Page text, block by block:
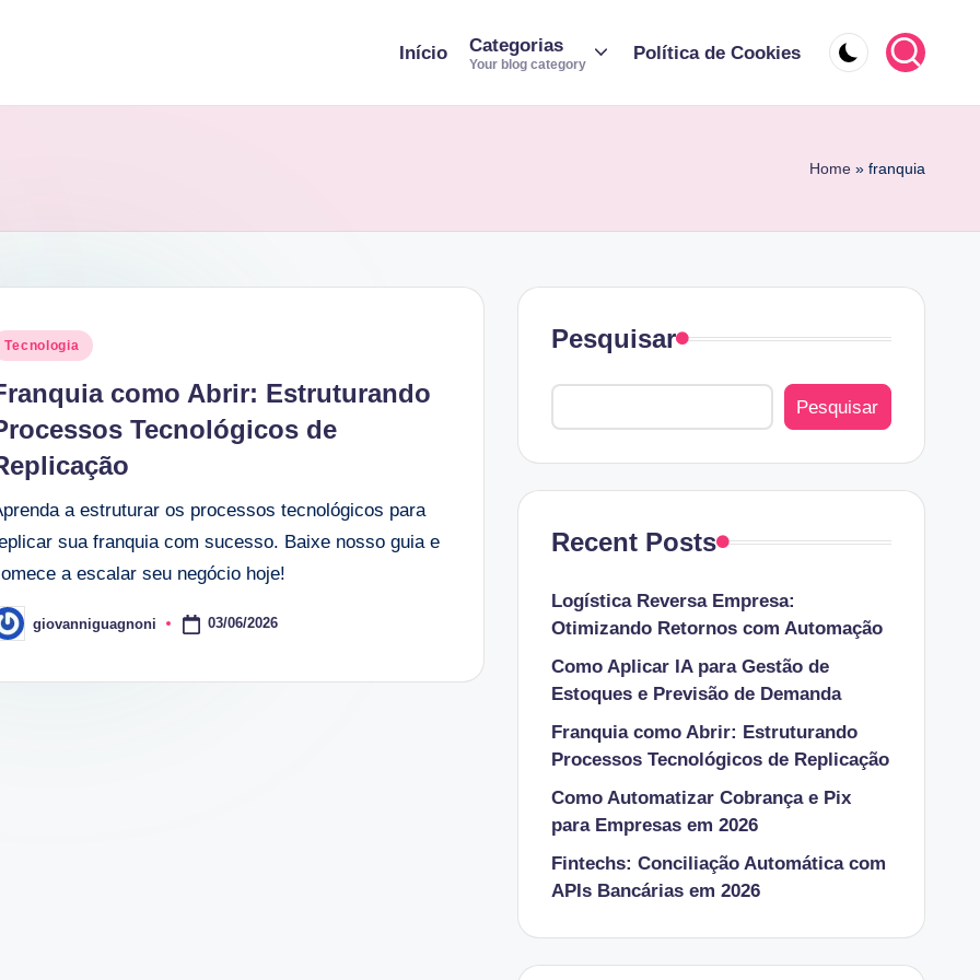
Início Categorias
Your blog category
Política de Cookies
Home » franquia
Tecnologia
como Abrir: Estruturando
Tecnológicos de
a estruturar os processos tecnológicos para
sua franquia com sucesso. Baixe nosso guia e
a escalar seu negócio hoje!
giovanniguagnoni 03/06/2026
Pesquisar
Pesquisar
Recent Posts
Logística Reversa Empresa:
Otimizando Retornos com Automação
Como Aplicar IA para Gestão de
Estoques e Previsão de Demanda
Franquia como Abrir: Estruturando
Processos Tecnológicos de Replicação
Como Automatizar Cobrança e Pix
para Empresas em 2026
Fintechs: Conciliação Automática com
APIs Bancárias em 2026